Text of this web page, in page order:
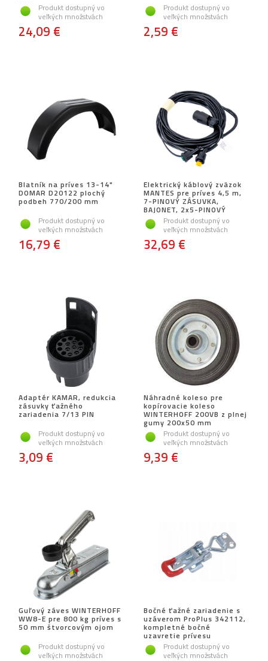
Produkt dostupný vo
veľkých množstvách
24,09 €
Produkt dostupný vo
veľkých množstvách
2,59 €
Blatník na príves 13-14"
DOMAR D20122 plochý
podbeh 770/200 mm
Produkt dostupný vo
veľkých množstvách
16,79 €
Elektrický káblový zväzok
MANTES pre príves 4,5 m,
7-PINOVÝ ZÁSUVKA,
BAJONET, 2x5-PINOVÝ
Produkt dostupný vo
veľkých množstvách
32,69 €
Adaptér KAMAR, redukcia
zásuvky ťažného
zariadenia 7/13 PIN
Produkt dostupný vo
veľkých množstvách
3,09 €
Náhradné koleso pre
kopírovacie koleso
WINTERHOFF 200VB z plnej
gumy 200x50 mm
Produkt dostupný vo
veľkých množstvách
9,39 €
Guľový záves WINTERHOFF
WW8-E pre 800 kg príves s
50 mm štvorcovým ojom
Produkt dostupný vo
veľkých množstvách
Bočné ťažné zariadenie s
uzáverom ProPlus 342112,
kompletné bočné
uzavretie prívesu
Produkt dostupný vo
veľkých množstvách